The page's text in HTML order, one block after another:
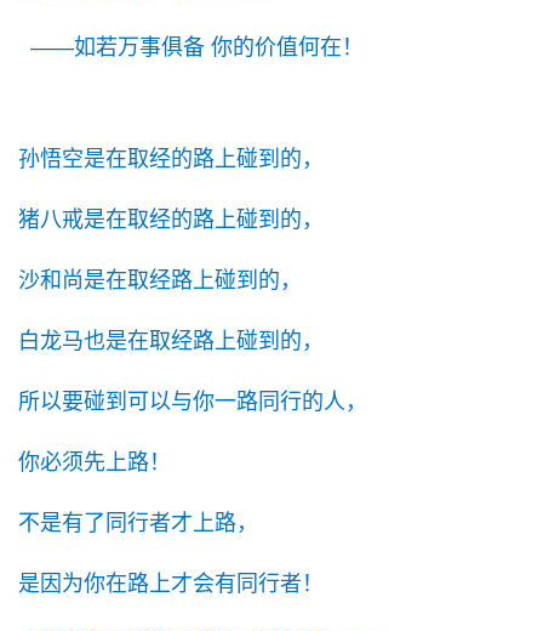
——如若万事俱备 你的价值何在！
孙悟空是在取经的路上碰到的，
猪八戒是在取经的路上碰到的，
沙和尚是在取经路上碰到的，
白龙马也是在取经路上碰到的，
所以要碰到可以与你一路同行的人，
你必须先上路！
不是有了同行者才上路，
是因为你在路上才会有同行者！